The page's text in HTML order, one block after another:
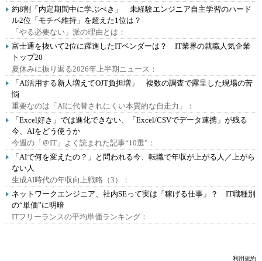
約8割「内定期間中に学ぶべき」 未経験エンジニア自主学習のハード
ル2位「モチベ維持」を超えた1位は？
「やる必要ない」派の理由とは：
富士通を抜いて2位に躍進したITベンダーは？ IT業界の就職人気企業
トップ20
夏休みに振り返る2026年上半期ニュース：
「AI活用する新人増えてOJT負担増」 複数の調査で露呈した現場の苦
悩
重要なのは「AIに代替されにくい本質的な自走力」：
「Excel好き」では進化できない、「Excel/CSVでデータ連携」が残る
今、AIをどう使うか
今週の「＠IT」よく読まれた記事“10選”：
「AIで何を変えたの？」と問われる今、転職で年収が上がる人／上がら
ない人
生成AI時代の年収向上戦略（3）：
ネットワークエンジニア、社内SEって実は「稼げる仕事」？ IT職種別
の“単価”に明暗
ITフリーランスの平均単価ランキング：
利用規約